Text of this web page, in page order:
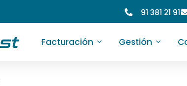
91 381 21 91
Facturación Gestión